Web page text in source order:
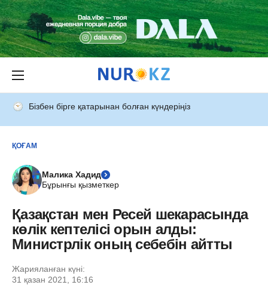
Бізбен бірге қатарынан болған күндеріңіз
ҚОҒАМ
Малика Хадид
Бұрынғы қызметкер
Қазақстан мен Ресей шекарасында
көлік кептелісі орын алды:
Министрлік оның себебін айтты
Жарияланған күні:
31 қазан 2021, 16:16